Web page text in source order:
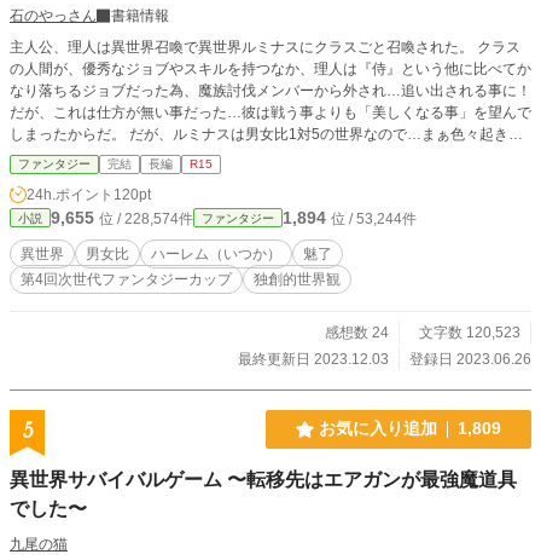
石のやっさん
書籍情報
主人公、理人は異世界召喚で異世界ルミナスにクラスごと召喚された。 クラス
の人間が、優秀なジョブやスキルを持つなか、理人は『侍』という他に比べてか
なり落ちるジョブだった為、魔族討伐メンバーから外され…追い出される事に！
だが、これは仕方が無い事だった…彼は戦う事よりも「美しくなる事」を望んで
しまったからだ。 だが、ルミナスは男女比1対5の世界なので…まぁ色々起きま
す。 ※私の書く男女比物が読みたい…そのリクエストに応えてみましたが、中
編で終わる可能性は高いです。
ファンタジー 完結 長編 R15
24h.ポイント 120pt
小説 9,655 位 / 228,574件 ファンタジー 1,894 位 / 53,244件
異世界 男女比 ハーレム（いつか）
魅了
第4回次世代ファンタジーカップ
独創的世界観
感想数 24
文字数 120,523
最終更新日 2023.12.03
登録日 2023.06.26
5 お気に入り追加 1,809
異世界サバイバルゲーム 〜転移先はエアガンが最強魔道具
でした〜
九尾の猫